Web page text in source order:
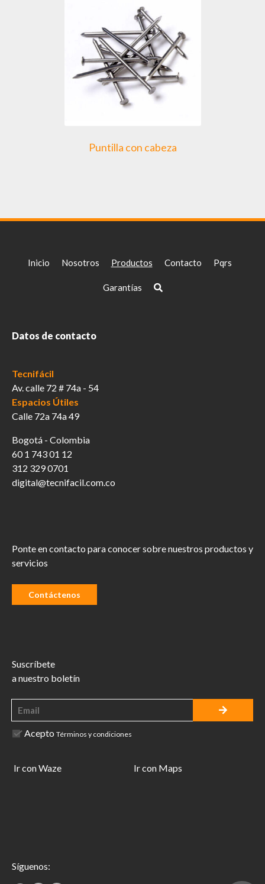
Puntilla con cabeza
Inicio Nosotros Productos Contacto Pqrs
Garantías
Datos de contacto
Tecnifácil
Av. calle 72 # 74a - 54
Espacios Útiles
Calle 72a 74a 49
Bogotá - Colombia
60 1 743 01 12
312 329 0701
digital@tecnifacil.com.co
Ponte en contacto para conocer sobre nuestros productos y
servicios
Contáctenos
Suscríbete
a nuestro boletín
Acepto Términos y condiciones
Ir con Waze Ir con Maps
Síguenos: